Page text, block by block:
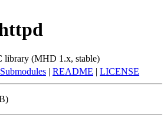
library (MHD 1.x, stable)
Submodules | README | LICENSE